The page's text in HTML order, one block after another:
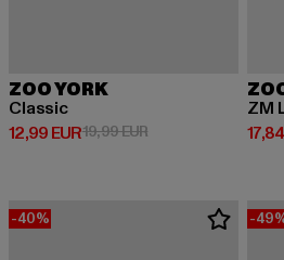
ZOO YORK
Classic
12,99 EUR
Prix courant: 12,99 EUR
19,99 EURPrix en promotion:
ZM
Prix
-40% -